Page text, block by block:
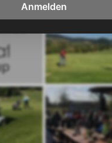
Anmelden